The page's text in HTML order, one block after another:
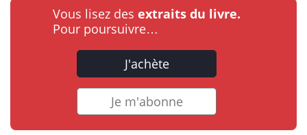
Vous lisez des extraits du livre.
Pour poursuivre…
J'achète
Je m'abonne